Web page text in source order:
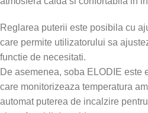
Reglarea puterii este posibila cu
care permite utilizatorului sa
functie de necesitati.
De asemenea, soba ELODIE este
care monitorizeaza temperatura
automat puterea de incalzire